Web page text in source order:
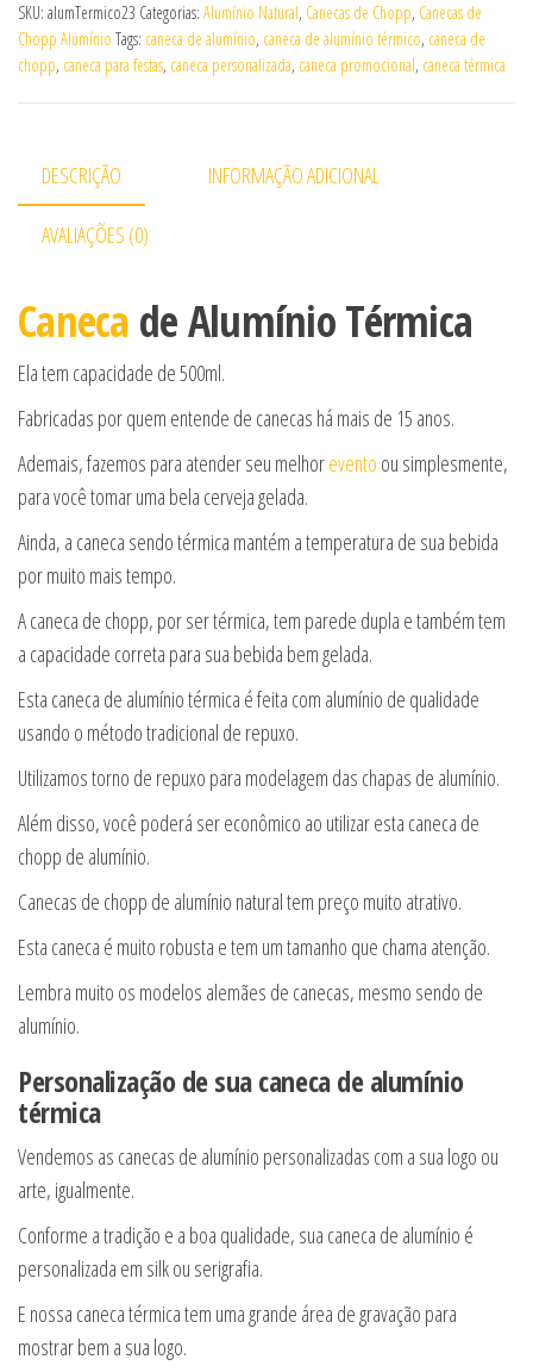
SKU: alumTermico23 Categorias: Alumínio Natural, Canecas de Chopp, Canecas de
Chopp Alumínio Tags: caneca de alumínio, caneca de alumínio térmico, caneca de
chopp, caneca para festas, caneca personalizada, caneca promocional, caneca térmica
DESCRIÇÃO INFORMAÇÃO ADICIONAL
AVALIAÇÕES (0)
Caneca de Alumínio Térmica
Ela tem capacidade de 500ml.
Fabricadas por quem entende de canecas há mais de 15 anos.
Ademais, fazemos para atender seu melhorevento ou simplesmente,
para você tomar uma bela cerveja gelada.
Ainda, a caneca sendo térmica mantém a temperatura de sua bebida
por muito mais tempo.
A caneca de chopp, por ser térmica, tem parede dupla e também tem
a capacidade correta para sua bebida bem gelada.
Esta caneca de alumínio térmica é feita com alumínio de qualidade
usando o método tradicional de repuxo.
Utilizamos torno de repuxo para modelagem das chapas de alumínio.
Além disso, você poderá ser econômico ao utilizar esta caneca de
chopp de alumínio.
Canecas de chopp de alumínio natural tem preço muito atrativo.
Esta caneca é muito robusta e tem um tamanho que chama atenção.
Lembra muito os modelos alemães de canecas, mesmo sendo de
alumínio.
Personalização de sua caneca de alumínio
térmica
Vendemos as canecas de alumínio personalizadas com a sua logo ou
arte, igualmente.
Conforme a tradição e a boa qualidade, sua caneca de alumínio é
personalizada em silk ou serigrafia.
E nossa caneca térmica tem uma grande área de gravação para
mostrar bem a sua logo.